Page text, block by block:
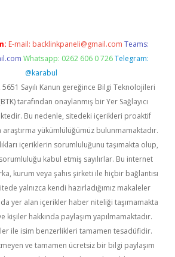
E-mail: backlinkpaneli@gmail.com Teams:
Whatsapp: 0262 606 0 726 Telegram:
@karabul
5651 Sayılı Kanun gereğince Bilgi Teknolojileri
tarafından onaylanmış bir Yer Sağlayıcı
Bu nedenle, sitedeki içerikleri proaktif
yükümlülüğümüz bulunmamaktadır.
içeriklerin sorumluluğunu taşımakta olup,
kabul etmiş sayılırlar. Bu internet
kurum veya şahıs şirketi ile hiçbir bağlantısı
yalnızca kendi hazırladığımız makaleler
yer alan içerikler haber niteliği taşımamakta
kişiler hakkında paylaşım yapılmamaktadır.
ile isim benzerlikleri tamamen tesadüfidir.
ve tamamen ücretsiz bir bilgi paylaşım